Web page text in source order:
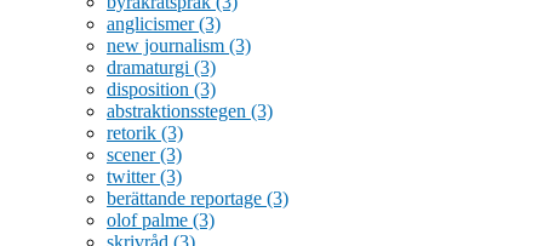
anglicismer(3)
new journalism (3)
dramaturgi (3)
disposition (3)
abstraktionsstegen (3)
retorik (3)
scener(3)
twitter(3)
berättande reportage (3)
olof palme (3)
skrivråd (3)